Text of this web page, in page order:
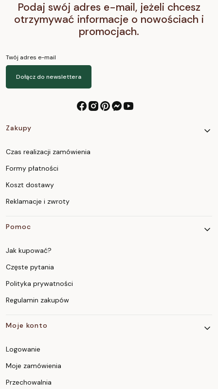
Podaj swój adres e-mail, jeżeli chcesz
otrzymywać informacje o nowościach i
promocjach.
Twój adres e-mail
Dołącz do newslettera
Linki w stopce
Zakupy
Czas realizacji zamówienia
Formy płatności
Koszt dostawy
Reklamacje i zwroty
Pomoc
Jak kupować?
Częste pytania
Polityka prywatności
Regulamin zakupów
Moje konto
Logowanie
Moje zamówienia
Przechowalnia